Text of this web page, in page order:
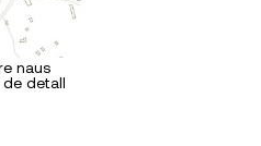
naus
detall